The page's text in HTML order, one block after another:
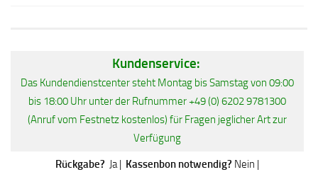
Kundenservice:
Das Kundendienstcenter steht Montag bis Samstag von 09:00
bis 18:00 Uhr unter der Rufnummer +49 (0) 6202 9781300
(Anruf vom Festnetz kostenlos) für Fragen jeglicher Art zur
Verfügung
Rückgabe? Ja | Kassenbon notwendig? Nein |